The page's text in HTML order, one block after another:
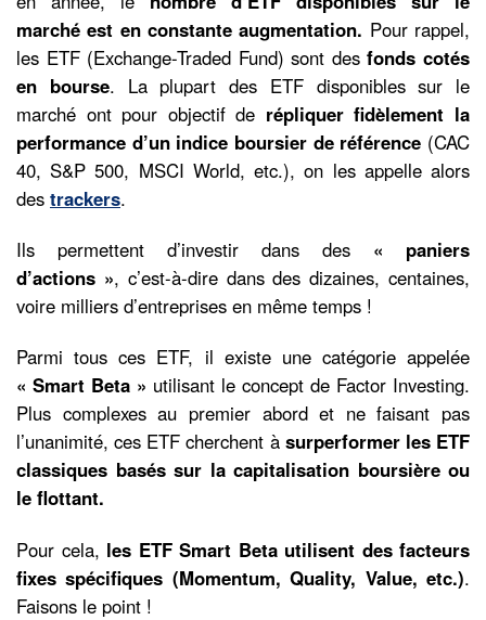
marché est en constante augmentation. Pour rappel,
les ETF (Exchange-Traded Fund) sont desfonds cotés
en bourse. La plupart des ETF disponibles sur le
marché ont pour objectif de répliquer fidèlement la
performance d’un indice boursier de référence (CAC
40, S&P 500, MSCI World, etc.), on les appelle alors
des trackers.
Ils permettent d’investir dans des « paniers
d’actions », c’est-à-dire dans des dizaines, centaines,
voire milliers d’entreprises en même temps !
Parmi tous ces ETF, il existe une catégorie appelée
« Smart Beta » utilisant le concept de Factor Investing.
Plus complexes au premier abord et ne faisant pas
l’unanimité, ces ETF cherchent à surperformer les ETF
classiques basés sur la capitalisation boursière ou
le flottant.
Pour cela, les ETF Smart Beta utilisent des facteurs
fixes spécifiques (Momentum, Quality, Value, etc.).
Faisons le point !